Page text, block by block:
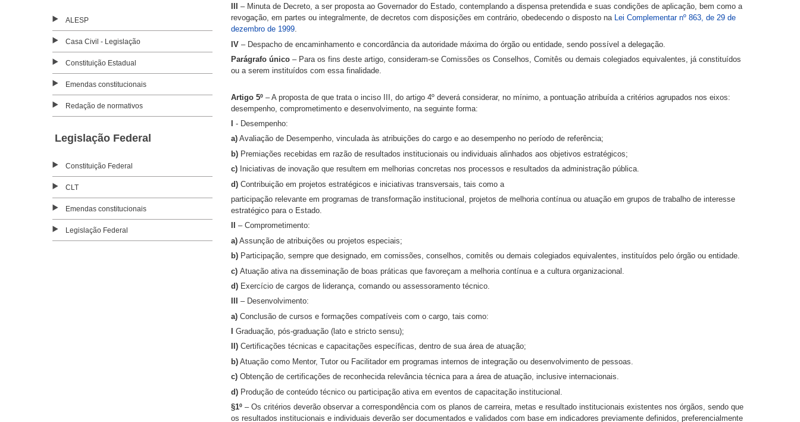
ALESP
Casa Civil - Legislação
Constituição Estadual
Emendas constitucionais
Redação de normativos
Legislação Federal
Constituição Federal
CLT
Emendas constitucionais
Legislação Federal
III– Minuta de Decreto, a ser proposta ao Governador do Estado, contemplando a dispensa pretendida e suas condições de aplicação, bem como a
revogação, em partes ou integralmente, de decretos com disposições em contrário, obedecendo o disposto na Lei Complementar nº 863, de 29 de
dezembro de 1999.
IV– Despacho de encaminhamento e concordância da autoridade máxima do órgão ou entidade, sendo possível a delegação.
Parágrafo único– Para os fins deste artigo, consideram-se Comissões os Conselhos, Comitês ou demais colegiados equivalentes, já constituídos
ou a serem instituídos com essa finalidade.
Artigo 5º – A proposta de que trata o inciso III, do artigo 4º deverá considerar, no mínimo, a pontuação atribuída a critérios agrupados nos eixos:
desempenho, comprometimento e desenvolvimento, na seguinte forma:
- Desempenho:
a) Avaliação de Desempenho, vinculada às atribuições do cargo e ao desempenho no período de referência;
b) Premiações recebidas em razão de resultados institucionais ou individuais alinhados aos objetivos estratégicos;
c) Iniciativas de inovação que resultem em melhorias concretas nos processos e resultados da administração pública.
d) Contribuição em projetos estratégicos e iniciativas transversais, tais como a
participação relevante em programas de transformação institucional, projetos de melhoria contínua ou atuação em grupos de trabalho de interesse
estratégico para o Estado.
– Comprometimento:
a) Assunção de atribuições ou projetos especiais;
b) Participação, sempre que designado, em comissões, conselhos, comitês ou demais colegiados equivalentes, instituídos pelo órgão ou entidade.
c)Atuação ativa na disseminação de boas práticas que favoreçam a melhoria contínua e a cultura organizacional.
d) Exercício de cargos de liderança, comando ou assessoramento técnico.
III– Desenvolvimento:
a) Conclusão de cursos e formações compatíveis com o cargo, tais como:
IGraduação, pós-graduação (lato e stricto sensu);
II) Certificações técnicas e capacitações específicas, dentro de sua área de atuação;
b) Atuação como Mentor, Tutor ou Facilitador em programas internos de integração ou desenvolvimento de pessoas.
c) Obtenção de certificações de reconhecida relevância técnica para a área de atuação, inclusive internacionais.
d) Produção de conteúdo técnico ou participação ativa em eventos de capacitação institucional.
§1º– Os critérios deverão observar a correspondência com os planos de carreira, metas e resultado institucionais existentes nos órgãos, sendo que
os resultados institucionais e individuais deverão ser documentados e validados com base em indicadores previamente definidos, preferencialmente